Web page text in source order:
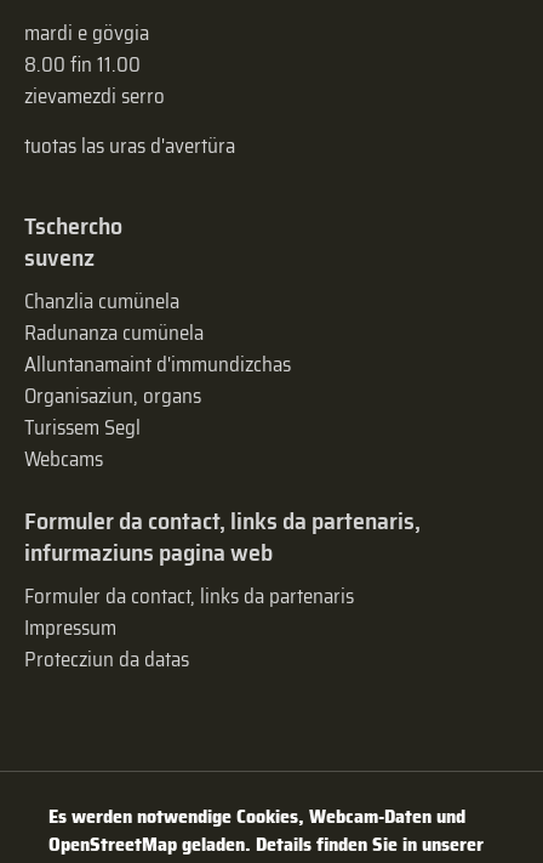
mardi e gövgia
8.00 fin 11.00
zievamezdi serro
tuotas las uras d'avertüra
Tschercho
suvenz
Chanzlia cumünela
Radunanza cumünela
Alluntanamaint d'immundizchas
Organisaziun, organs
Turissem Segl
Webcams
Formuler da contact, links da partenaris,
infurmaziuns pagina web
Formuler da contact, links da partenaris
Impressum
Protecziun da datas
Es werden notwendige Cookies, Webcam-Daten und
OpenStreetMap geladen. Details finden Sie in unserer